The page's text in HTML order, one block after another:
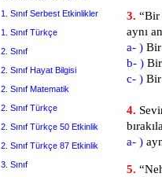
3. “Bir
aynı
a- )
b- )
c- )
4.
a- )
5.
1. Sınıf Serbest Etkinlikler
1. Sınıf Türkçe
2. Sınıf
2. Sınıf Hayat Bilgisi
2. Sınıf Matematik
2. Sınıf Türkçe
2. Sınıf Türkçe 50 Etkinlik
2. Sınıf Türkçe 87 Etkinlik
3. Sınıf